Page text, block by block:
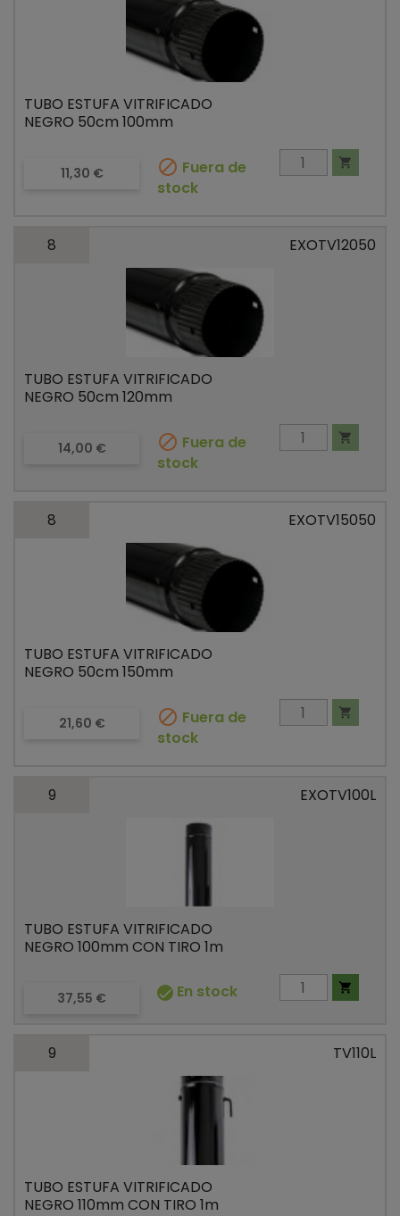
TUBO ESTUFA VITRIFICADO
NEGRO 50cm 100mm
Precio
11,30 €  Fuera de
stock

8 EXOTV12050
TUBO ESTUFA VITRIFICADO
NEGRO 50cm 120mm
Precio
14,00 €  Fuera de
stock

8 EXOTV15050
TUBO ESTUFA VITRIFICADO
NEGRO 50cm 150mm
Precio
21,60 €  Fuera de
stock

9 EXOTV100L
TUBO ESTUFA VITRIFICADO
NEGRO 100mm CON TIRO 1m
Precio
37,55 €  En stock 
9 TV110L
TUBO ESTUFA VITRIFICADO
NEGRO 110mm CON TIRO 1m